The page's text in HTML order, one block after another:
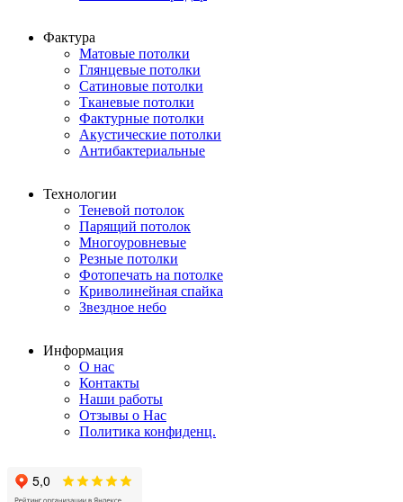
Фактура
Матовые потолки
Глянцевые потолки
Сатиновые потолки
Тканевые потолки
Фактурные потолки
Акустические потолки
Антибактериальные
Технологии
Теневой потолок
Парящий потолок
Многоуровневые
Резные потолки
Фотопечать на потолке
Криволинейная спайка
Звездное небо
Информация
О нас
Контакты
Наши работы
Отзывы о Нас
Политика конфиденц.